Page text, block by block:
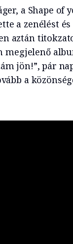
a Shape of
a zenélést
aztán
megjelenő
jön!”, pár
a